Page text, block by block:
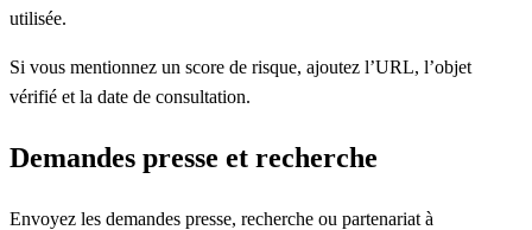
utilisée.
Si vous mentionnez un score de risque, ajoutez l’URL, l’objet
vérifié et la date de consultation.
Demandes presse et recherche
Envoyez les demandes presse, recherche ou partenariat à